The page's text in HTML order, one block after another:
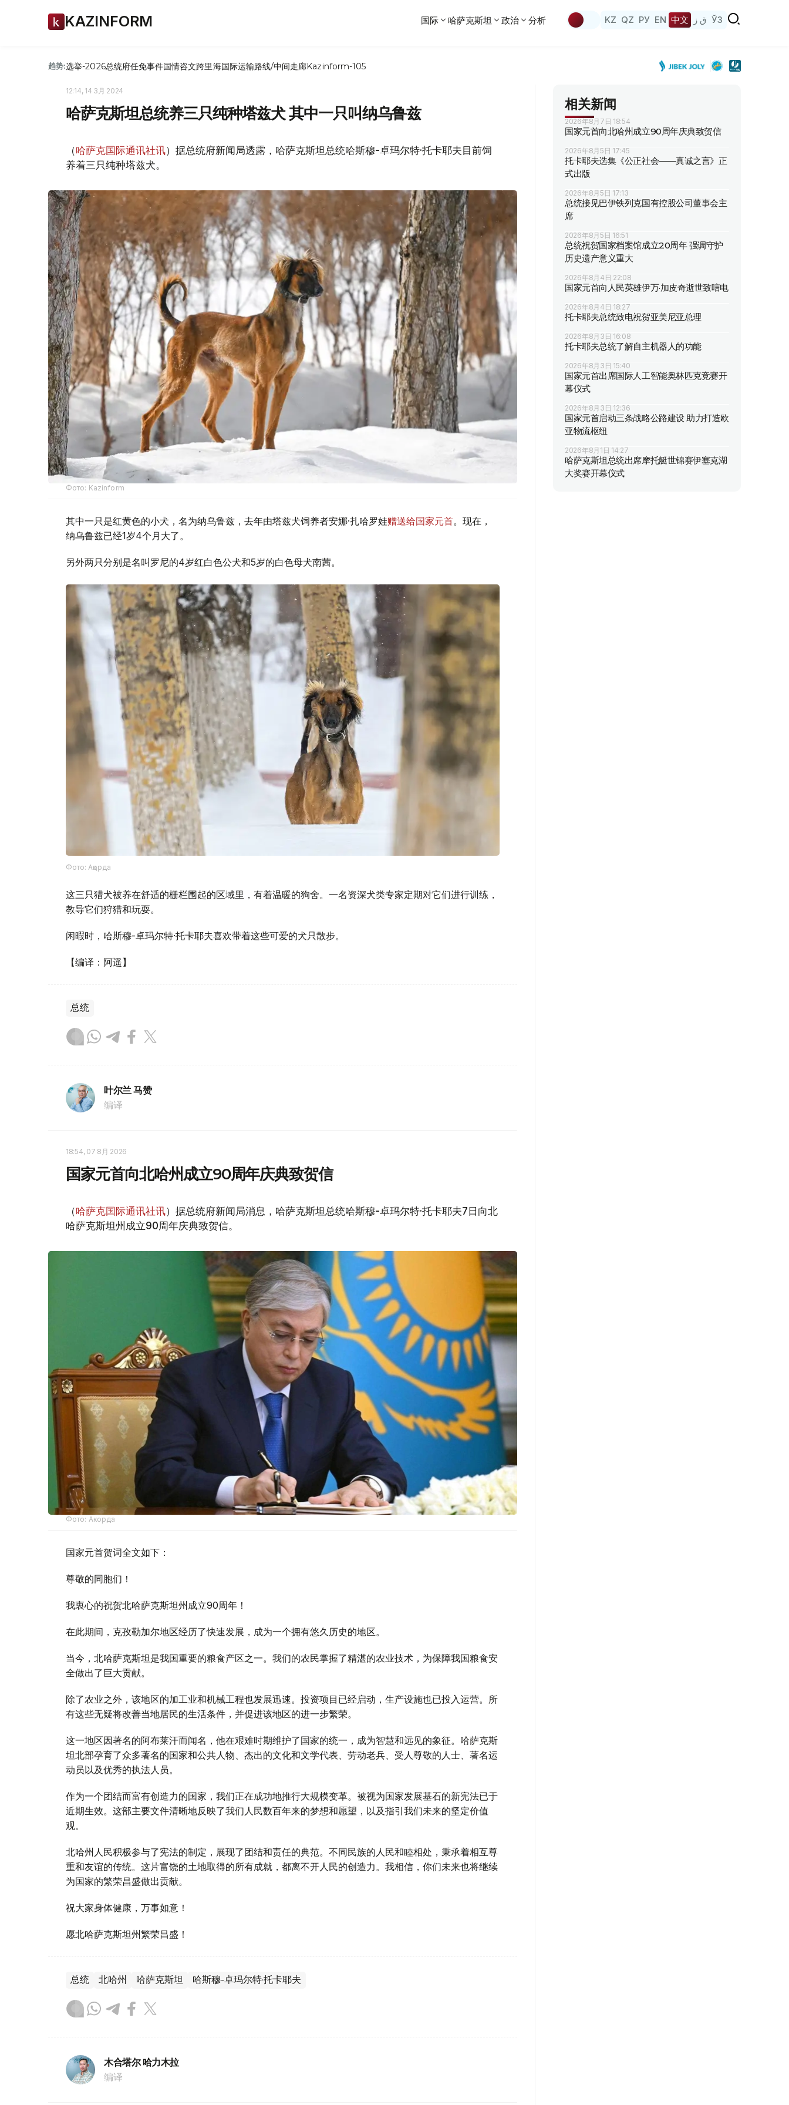
KAZINFORM 国际 哈萨克斯坦 政治 分析 KZ QZ РУ EN 中文 ق ز ЎЗ
趋势:选举-2026总统府任免事件国情咨文跨里海国际运输路线/中间走廊Kazinform-105
12:14, 14 3月 2024
哈萨克斯坦总统养三只纯种塔兹犬 其中一只叫纳乌鲁兹
（哈萨克国际通讯社讯）据总统府新闻局透露，哈萨克斯坦总统哈斯穆-卓玛尔特·托卡耶夫目前饲
养着三只纯种塔兹犬。
Фото: Kazinform
其中一只是红黄色的小犬，名为纳乌鲁兹，去年由塔兹犬饲养者安娜·扎哈罗娃赠送给国家元首。现在，
纳乌鲁兹已经1岁4个月大了。
另外两只分别是名叫罗尼的4岁红白色公犬和5岁的白色母犬南茜。
Фото: Ақорда
这三只猎犬被养在舒适的栅栏围起的区域里，有着温暖的狗舍。一名资深犬类专家定期对它们进行训练，
教导它们狩猎和玩耍。
闲暇时，哈斯穆-卓玛尔特·托卡耶夫喜欢带着这些可爱的犬只散步。
【编译：阿遥】
总统
叶尔兰 马赞
编译
18:54, 07 8月 2026
国家元首向北哈州成立90周年庆典致贺信
（哈萨克国际通讯社讯）据总统府新闻局消息，哈萨克斯坦总统哈斯穆-卓玛尔特·托卡耶夫7日向北
哈萨克斯坦州成立90周年庆典致贺信。
Фото: Акорда
国家元首贺词全文如下：
尊敬的同胞们！
我衷心的祝贺北哈萨克斯坦州成立90周年！
在此期间，克孜勒加尔地区经历了快速发展，成为一个拥有悠久历史的地区。
当今，北哈萨克斯坦是我国重要的粮食产区之一。我们的农民掌握了精湛的农业技术，为保障我国粮食安
全做出了巨大贡献。
除了农业之外，该地区的加工业和机械工程也发展迅速。投资项目已经启动，生产设施也已投入运营。所
有这些无疑将改善当地居民的生活条件，并促进该地区的进一步繁荣。
这一地区因著名的阿布莱汗而闻名，他在艰难时期维护了国家的统一，成为智慧和远见的象征。哈萨克斯
坦北部孕育了众多著名的国家和公共人物、杰出的文化和文学代表、劳动老兵、受人尊敬的人士、著名运
动员以及优秀的执法人员。
作为一个团结而富有创造力的国家，我们正在成功地推行大规模变革。被视为国家发展基石的新宪法已于
近期生效。这部主要文件清晰地反映了我们人民数百年来的梦想和愿望，以及指引我们未来的坚定价值
观。
北哈州人民积极参与了宪法的制定，展现了团结和责任的典范。不同民族的人民和睦相处，秉承着相互尊
重和友谊的传统。这片富饶的土地取得的所有成就，都离不开人民的创造力。我相信，你们未来也将继续
为国家的繁荣昌盛做出贡献。
祝大家身体健康，万事如意！
愿北哈萨克斯坦州繁荣昌盛！
总统 北哈州 哈萨克斯坦 哈斯穆-卓玛尔特·托卡耶夫
木合塔尔 哈力木拉
编译
相关新闻
2026年8月7日 18:54
国家元首向北哈州成立90周年庆典致贺信
2026年8月5日 17:45
托卡耶夫选集《公正社会——真诚之言》正
式出版
2026年8月5日 17:13
总统接见巴伊铁列克国有控股公司董事会主
席
2026年8月5日 16:51
总统祝贺国家档案馆成立20周年 强调守护
历史遗产意义重大
2026年8月4日 22:08
国家元首向人民英雄伊万·加皮奇逝世致唁电
2026年8月4日 18:27
托卡耶夫总统致电祝贺亚美尼亚总理
2026年8月3日 16:08
托卡耶夫总统了解自主机器人的功能
2026年8月3日 15:40
国家元首出席国际人工智能奥林匹克竞赛开
幕仪式
2026年8月3日 12:36
国家元首启动三条战略公路建设 助力打造欧
亚物流枢纽
2026年8月1日 14:27
哈萨克斯坦总统出席摩托艇世锦赛伊塞克湖
大奖赛开幕仪式